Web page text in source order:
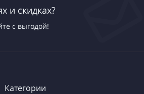
и скидках?
с выгодой!
Категории